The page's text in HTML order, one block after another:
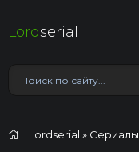
Lordserial
Lordserial » Сериалы